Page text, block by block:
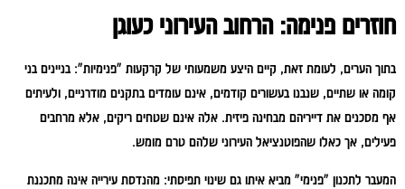
חוזרים פנימה: הרחוב העירוני כעוגן
בתוך הערים, לעומת זאת, קיים היצע משמעותי של קרקעות "פנימיות": בניינים בני
קומה או שתיים, שנבנו בעשורים קודמים, אינם עומדים בתקנים מודרניים, ולעיתים
אף מסכנים את דייריהם מבחינה פיזית. אלה אינם שטחים ריקים, אלא מרחבים
פעילים, אך כאלו שהפוטנציאל העירוני שלהם טרם מומש.
המעבר לתכנון "פנימי" מביא איתו גם שינוי תפיסתי: מהנדסת עירייה אינה מתכננת